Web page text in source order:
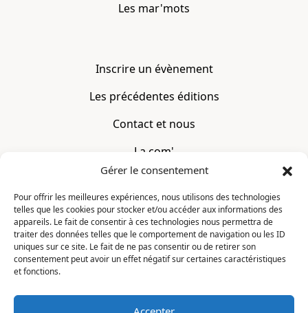
Gérer le consentement
Pour offrir les meilleures expériences, nous utilisons des technologies
telles que les cookies pour stocker et/ou accéder aux informations des
appareils. Le fait de consentir à ces technologies nous permettra de
traiter des données telles que le comportement de navigation ou les ID
uniques sur ce site. Le fait de ne pas consentir ou de retirer son
consentement peut avoir un effet négatif sur certaines caractéristiques
et fonctions.
Les mar'mots
Inscrire un évènement
Les précédentes éditions
Contact et nous
La com'
Mentions légales
CONTACT
La Constellation
7 chemin du Clotay